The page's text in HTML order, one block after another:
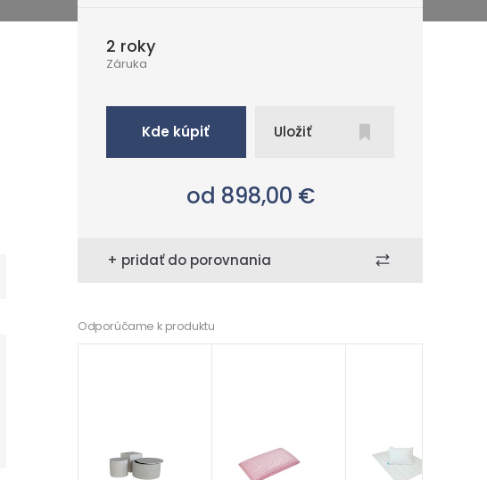
Záruka
2 roky
Kde kúpiť Uložiť
od 898,00 €
+ pridať do porovnania
Odporúčame k produktu
Puff
London
Herbal
Klasik